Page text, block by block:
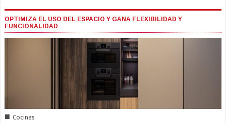
OPTIMIZA EL USO DEL ESPACIO Y GANA FLEXIBILIDAD Y
FUNCIONALIDAD
■ Cocinas